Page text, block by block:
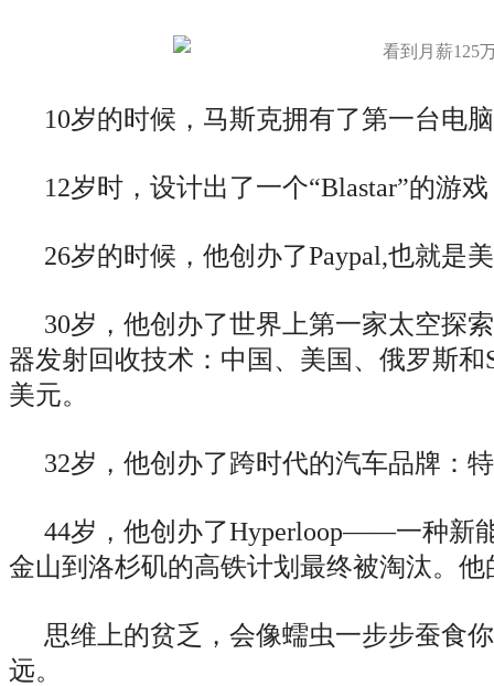
10岁的时候，马斯克拥有了第一台电
12岁时，设计出了一个“Blastar”的游
26岁的时候，他创办了Paypal,也就是
30岁，他创办了世界上第一家太空探
器发射回收技术：中国、美国、俄罗斯和
美元。
32岁，他创办了跨时代的汽车品牌：
44岁，他创办了Hyperloop——一种新
金山到洛杉矶的高铁计划最终被淘汰。
思维上的贫乏，会像蠕虫一步步蚕食
远。